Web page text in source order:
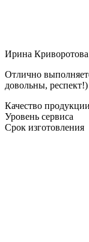
Ирина Криворотова
Отлично
довольны, респект!)
Качество продукции
Уровень сервиса
Срок изготовления